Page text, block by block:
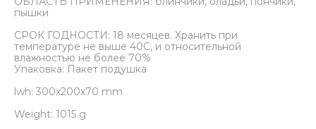
пышки
СРОК ГОДНОСТИ: 18 месяцев. Хранить при
температуре не выше 40С, и относительной
влажностью не более 70%
Упаковка: Пакет подушка
lwh: 300x200x70 mm
Weight: 1015 g